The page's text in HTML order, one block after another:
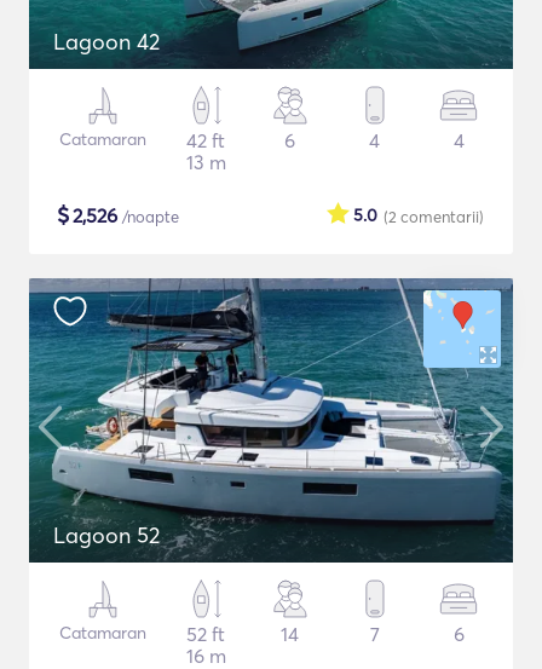
Lagoon 42
Catamaran
42 ft
13 m
6 4 4
$2,526 /noapte (2 comentarii)
5.0
Lagoon 52
Catamaran
52 ft
16 m
14 7 6